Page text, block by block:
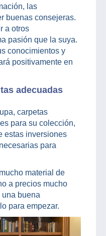
las
buenas consejeras.
a otros
pasión que la suya.
conocimientos y
positivamente en
adecuadas
carpetas
para su colección,
estas inversiones
para
material de
a precios mucho
una buena
para empezar.